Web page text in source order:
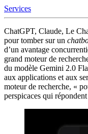
Services
ChatGPT, Claude, Le
pour tomber sur un
d’un avantage
grand moteur de
du modèle Gemini 2.0
aux applications et aux
moteur de recherche, «
perspicaces qui